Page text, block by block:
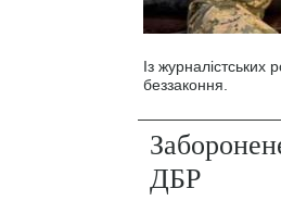
Із
беззаконня.
ДБР